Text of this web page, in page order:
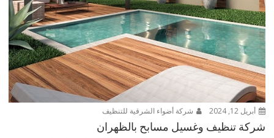
أبريل 12, 2024 شركة أضواء الشرقية للتنظيف
شركة تنظيف وغسيل مسابح بالظهران